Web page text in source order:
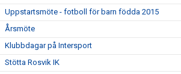
Uppstartsmöte - fotboll för barn födda 2015
Årsmöte
Klubbdagar på Intersport
Stötta Rosvik IK